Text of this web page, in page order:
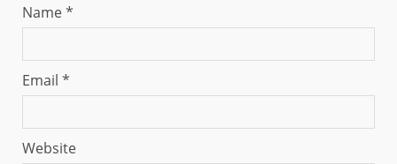
Name*
Email *
Website